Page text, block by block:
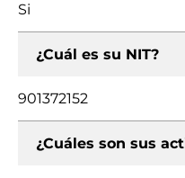
Si
¿Cuál es su NIT?
901372152
¿Cuáles son sus